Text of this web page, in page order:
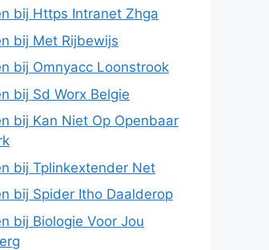
bij Https Intranet Zhga
bij Met Rijbewijs
bij Omnyacc Loonstrook
bij Sd Worx Belgie
bij Kan Niet Op Openbaar
bij Tplinkextender Net
bij Spider Itho Daalderop
bij Biologie Voor Jou